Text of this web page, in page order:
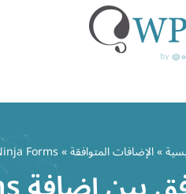
»الإضافات المتوافقة» Ninja Forms